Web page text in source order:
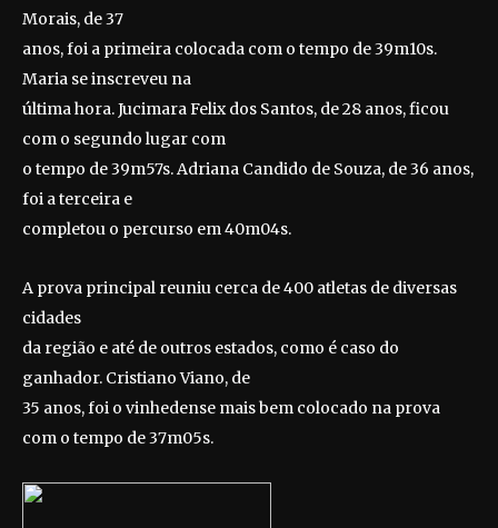
Morais, de 37
anos, foi a primeira colocada com o tempo de 39m10s.
Maria se inscreveu na
última hora. Jucimara Felix dos Santos, de 28 anos, ficou
com o segundo lugar com
o tempo de 39m57s. Adriana Candido de Souza, de 36 anos,
foi a terceira e
completou o percurso em 40m04s.
A prova principal reuniu cerca de 400 atletas de diversas
cidades
da região e até de outros estados, como é caso do
ganhador. Cristiano Viano, de
35 anos, foi o vinhedense mais bem colocado na prova
com o tempo de 37m05s.